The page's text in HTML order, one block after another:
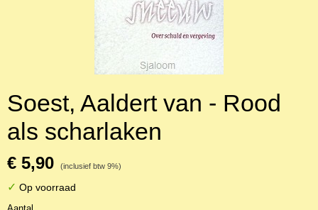
Soest, Aaldert van - Rood
als scharlaken
€ 5,90 (inclusief btw 9%)
✓ Op voorraad